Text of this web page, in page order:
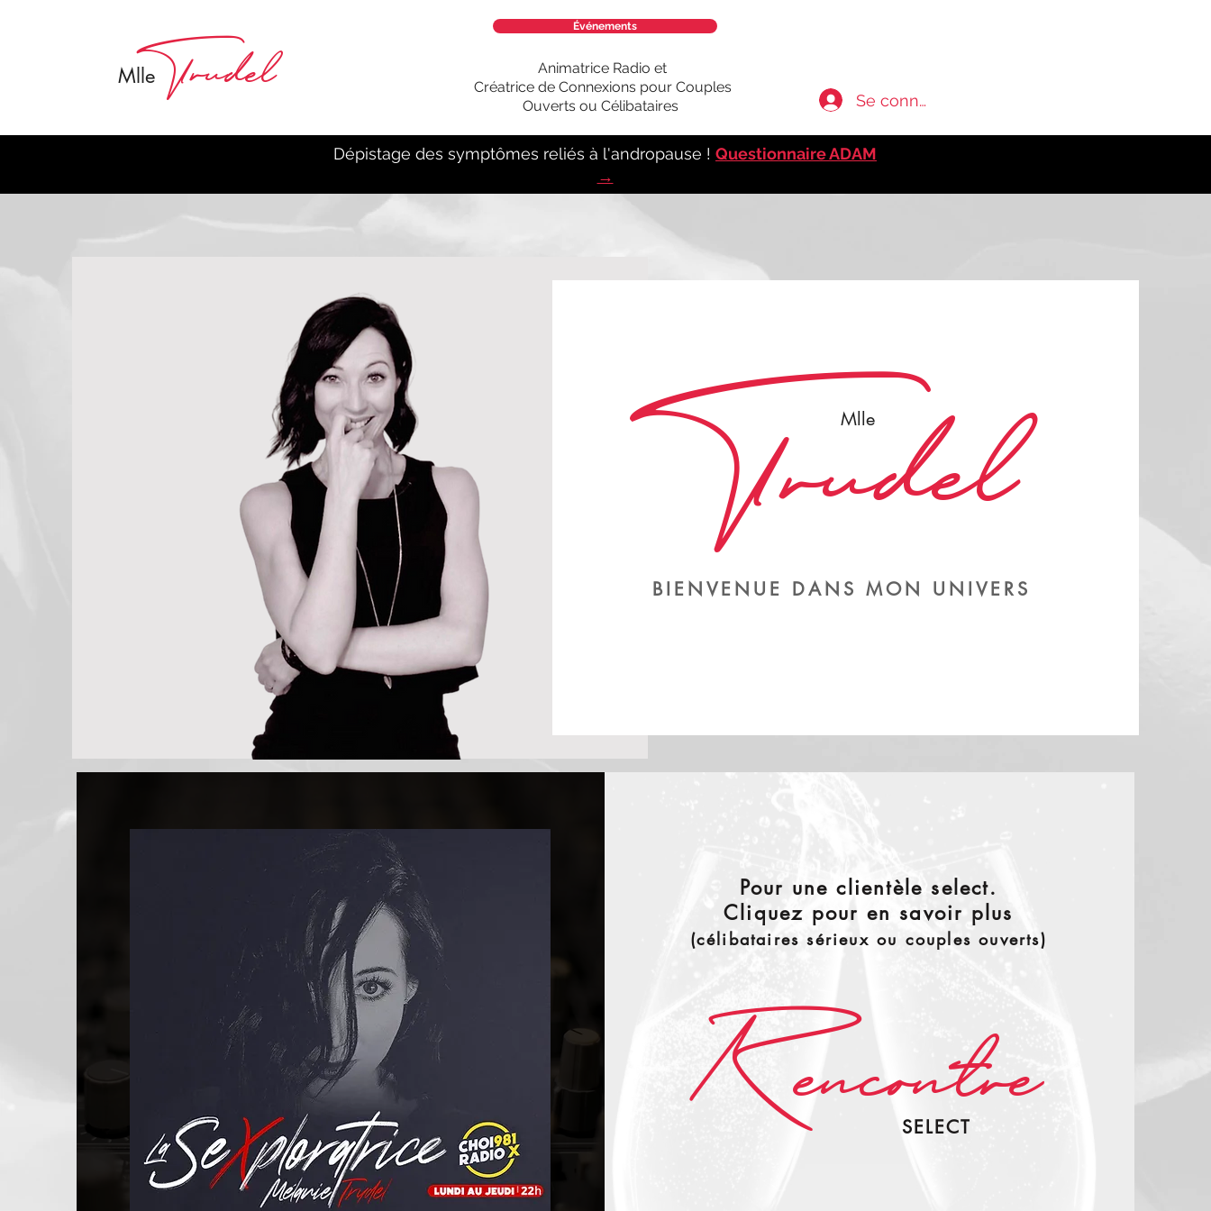
Trudel
M lle
Événements
Animatrice Radio et
Créatrice de Connexions pour Couples
Ouverts ou Célibataires
Se connecter
Dépistage des symptômes reliés à l'andropause ! Questionnaire ADAM
→
Trudel
Mlle
BIENVENUE DANS MON UNIVERS
Pour une clientèle select.
Cliquez pour en savoir plus
(célibataires sérieux ou couples ouverts)
SELECT
Rencontre